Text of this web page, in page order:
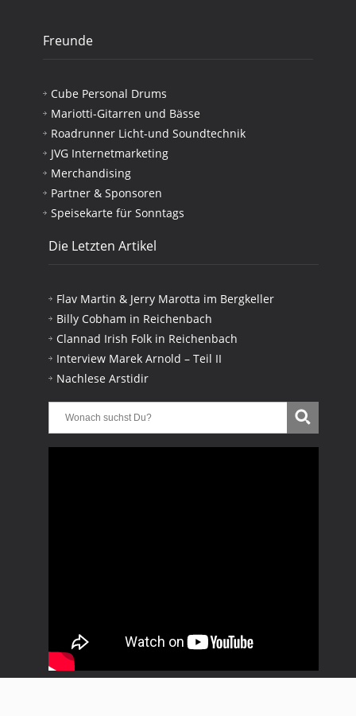
Freunde
Cube Personal Drums
Mariotti-Gitarren und Bässe
Roadrunner Licht-und Soundtechnik
JVG Internetmarketing
Merchandising
Partner & Sponsoren
Speisekarte für Sonntags
Die Letzten Artikel
Flav Martin & Jerry Marotta im Bergkeller
Billy Cobham in Reichenbach
Clannad Irish Folk in Reichenbach
Interview Marek Arnold – Teil II
Nachlese Arstidir